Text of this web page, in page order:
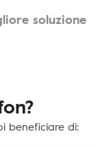
soluzione
beneficiare di: